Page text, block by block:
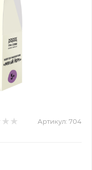
Артикул: 704